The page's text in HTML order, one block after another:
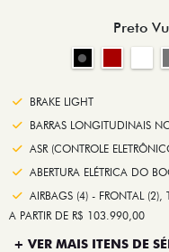
Preto
BRAKE LIGHT
BARRAS LONGITUDINAIS
ASR (CONTROLE
ABERTURA ELÉTRICA DO
AIRBAGS (4) - FRONTAL (2),
A PARTIR DE R$ 103.990,00
+ VER MAIS ITENS DE